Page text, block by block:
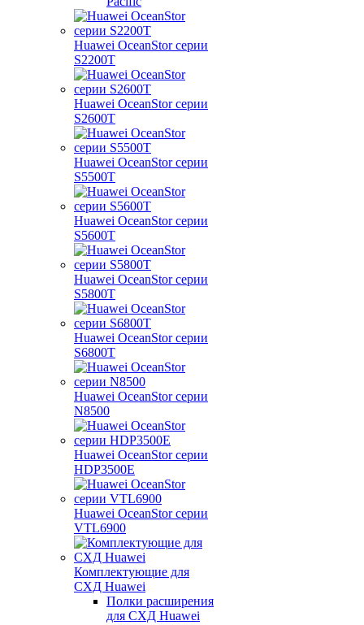
Huawei OceanStor серии
S2200T
Huawei OceanStor серии
S2600T
Huawei OceanStor серии
S5500T
Huawei OceanStor серии
S5600T
Huawei OceanStor серии
S5800T
Huawei OceanStor серии
S6800T
Huawei OceanStor серии
N8500
Huawei OceanStor серии
HDP3500E
Huawei OceanStor серии
VTL6900
Комплектующие для
СХД Huawei
Полки расширения
для СХД Huawei